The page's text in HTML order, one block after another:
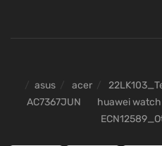
asus acer
AC7367JUN
huawei